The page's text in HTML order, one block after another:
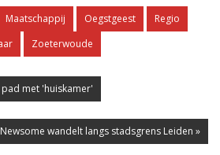
Maatschappij Oegstgeest
Regio
Zoeterwoude
met 'huiskamer'
wandelt langs stadsgrens Leiden »